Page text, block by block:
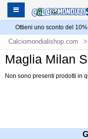
Ottieni uno sconto del
Calciomondialishop.com
Maglia Milan
Non sono presenti prodotti in